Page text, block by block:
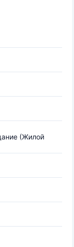
(Жилой